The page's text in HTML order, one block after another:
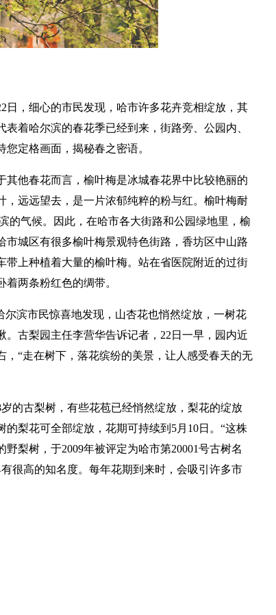
日，细心的市民发现，哈市许多花卉竞相绽放，其
着哈尔滨的春花季已经到来，街路旁、公园内、
定格画面，揭秘春之密语。
其他春花而言，榆叶梅是冰城春花界中比较艳丽的
，远远望去，是一片浓郁纯粹的粉与红。榆叶梅耐
的气候。因此，在哈市各大街路和公园绿地里，榆
市城区有很多榆叶梅景观特色街路，香坊区中山路
带上种植着大量的榆叶梅。站在省医院附近的过街
两条粉红色的绸带。
尔滨市民惊喜地发现，山杏花也悄然绽放，一树花
。古梨园主任李营华告诉记者，22日一早，园内近
，“走在树下，落花缤纷的美景，让人感受春天的无
的古梨树，有些花苞已经悄然绽放，梨花的绽放
的梨花可全部绽放，花期可持续到5月10日。“这株
梨树，于2009年被评定为哈市第20001号古树名
很高的知名度。每年花期到来时，会吸引许多市